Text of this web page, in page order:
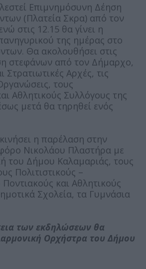
Επιμνημόσυνη Δέηση
(Πλατεία Σκρα) από τον
στις 12.15 θα γίνει η
της ημέρας στο
Θα ακολουθήσει στις
στεφάνων από τον Δήμαρχο,
Στρατιωτικές Αρχές, τις
τους
Αθλητικούς Συλλόγους της
μετά θα τηρηθεί ενός
η παρέλαση στην
Νικολάου Πλαστήρα με
του Δήμου Καλαμαριάς, τους
Πολιτιστικούς –
και Αθλητικούς
Σχολεία, τα Γυμνάσια
των εκδηλώσεων θα
Ορχήστρα του Δήμου